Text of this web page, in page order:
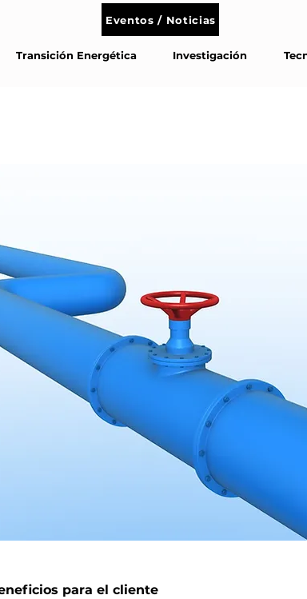
Contáctanos
Eventos / Noticias
Transición Energética Investigación
para el cliente